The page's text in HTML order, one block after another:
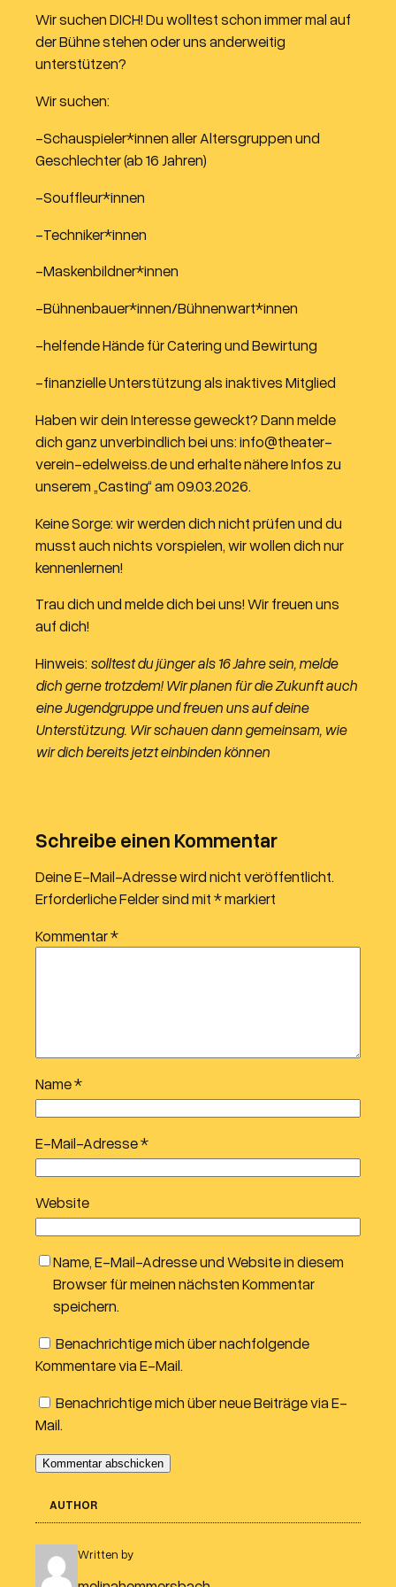
Wir suchen DICH! Du wolltest schon immer mal auf
der Bühne stehen oder uns anderweitig
unterstützen?
Wir suchen:
-Schauspieler*innen aller Altersgruppen und
Geschlechter (ab 16 Jahren)
-Souffleur*innen
-Techniker*innen
-Maskenbildner*innen
-Bühnenbauer*innen/Bühnenwart*innen
-helfende Hände für Catering und Bewirtung
-finanzielle Unterstützung als inaktives Mitglied
Haben wir dein Interesse geweckt? Dann melde
dich ganz unverbindlich bei uns: info@theater-
verein-edelweiss.de und erhalte nähere Infos zu
unserem „Casting“ am 09.03.2026.
Keine Sorge: wir werden dich nicht prüfen und du
musst auch nichts vorspielen, wir wollen dich nur
kennenlernen!
Trau dich und melde dich bei uns! Wir freuen uns
auf dich!
Hinweis: solltest du jünger als 16 Jahre sein, melde
dich gerne trotzdem! Wir planen für die Zukunft auch
eine Jugendgruppe und freuen uns auf deine
Unterstützung. Wir schauen dann gemeinsam, wie
wir dich bereits jetzt einbinden können
Schreibe einen Kommentar
Deine E-Mail-Adresse wird nicht veröffentlicht.
Erforderliche Felder sind mit*markiert
Kommentar*
Name*
E-Mail-Adresse*
Website
Name, E-Mail-Adresse und Website in diesem
Browser für meinen nächsten Kommentar
speichern.
Benachrichtige mich über nachfolgende
Kommentare via E-Mail.
Benachrichtige mich über neue Beiträge via E-
Mail.
AUTHOR
Written by